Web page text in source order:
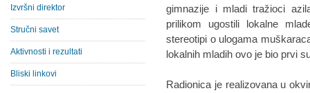
gimnazije i mladi tražioci
prilikom ugostili lokalne
stereotipi o ulogama
lokalnih mladih ovo je bio prvi
Radionica je realizovana u
Izvršni direktor
Stručni savet
Aktivnosti i rezultati
Bliski linkovi